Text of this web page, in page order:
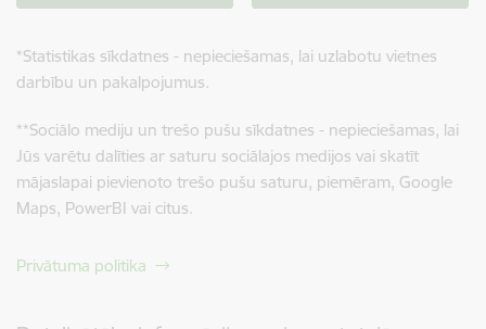
*Statistikas sīkdatnes - nepieciešamas, lai uzlabotu vietnes
darbību un pakalpojumus.
**Sociālo mediju un trešo pušu sīkdatnes - nepieciešamas, lai
Jūs varētu dalīties ar saturu sociālajos medijos vai skatīt
mājaslapai pievienoto trešo pušu saturu, piemēram, Google
Maps, PowerBI vai citus.
Privātuma politika